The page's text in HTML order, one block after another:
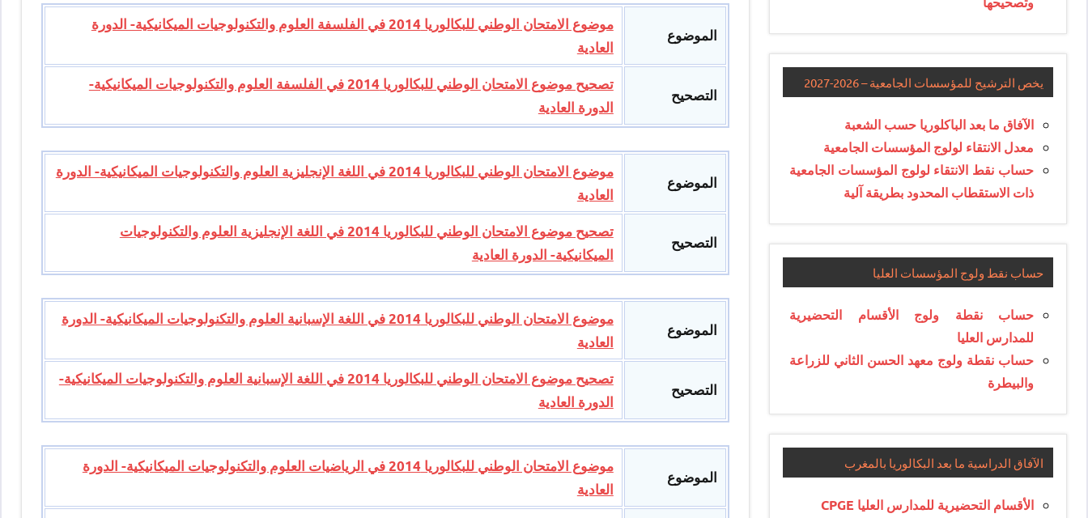
الموضوع
موضوع الامتحان الوطني للبكالوريا 2014 في الفلسفة العلوم والتكنولوجيات الميكانيكية- الدورة
العادية
التصحيح
تصحيح موضوع الامتحان الوطني للبكالوريا 2014 في الفلسفة العلوم والتكنولوجيات الميكانيكية-
الدورة العادية
الموضوع
موضوع الامتحان الوطني للبكالوريا 2014 في اللغة الإنجليزية العلوم والتكنولوجيات الميكانيكية- الدورة
العادية
التصحيح
تصحيح موضوع الامتحان الوطني للبكالوريا 2014 في اللغة الإنجليزية العلوم والتكنولوجيات
الميكانيكية- الدورة العادية
الموضوع
موضوع الامتحان الوطني للبكالوريا 2014 في اللغة الإسبانية العلوم والتكنولوجيات الميكانيكية- الدورة
العادية
التصحيح
تصحيح موضوع الامتحان الوطني للبكالوريا 2014 في اللغة الإسبانية العلوم والتكنولوجيات الميكانيكية-
الدورة العادية
الموضوع
موضوع الامتحان الوطني للبكالوريا 2014 في الرياضيات العلوم والتكنولوجيات الميكانيكية- الدورة
العادية
يخص الترشيح للمؤسسات الجامعية – 2026-2027
الآفاق ما بعد الباكلوريا حسب الشعبة
معدل الانتقاء لولوج المؤسسات الجامعية
حساب نقط الانتقاء لولوج المؤسسات الجامعية
ذات الاستقطاب المحدود بطريقة آلية
حساب نقط ولوج المؤسسات العليا
حساب نقطة ولوج الأقسام التحضيرية
للمدارس العليا
حساب نقطة ولوج معهد الحسن الثاني للزراعة
والبيطرة
الآفاق الدراسية ما بعد البكالوريا بالمغرب
الأقسام التحضيرية للمدارس العليا CPGE